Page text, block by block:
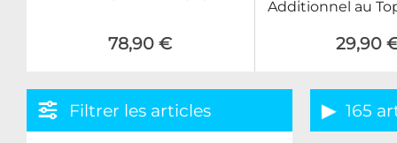
78,90 €
Additionnel au
29,90
Filtrer les articles 165